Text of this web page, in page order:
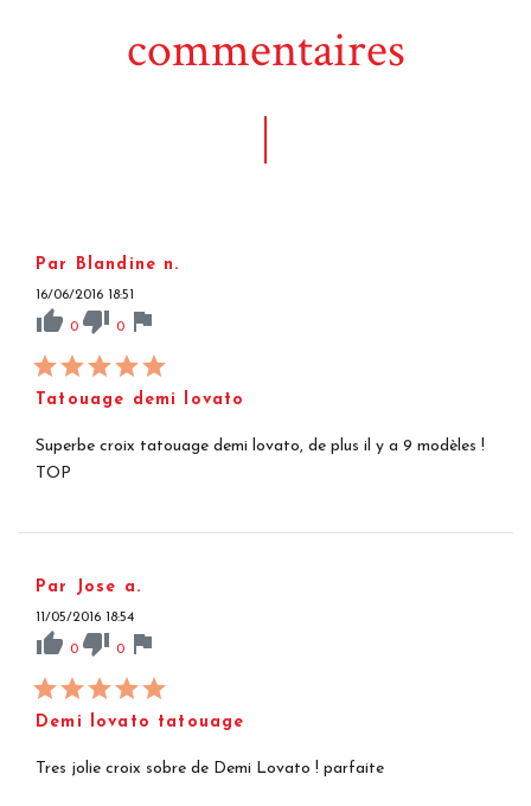
commentaires
Par Blandine n.
16/06/2016 18:51
thumb_up 0 thumb_down 0 flag
Tatouage demi lovato
Superbe croix tatouage demi lovato, de plus il y a 9 modèles !
TOP
Par Jose a.
11/05/2016 18:54
thumb_up 0 thumb_down 0 flag
Demi lovato tatouage
Tres jolie croix sobre de Demi Lovato ! parfaite